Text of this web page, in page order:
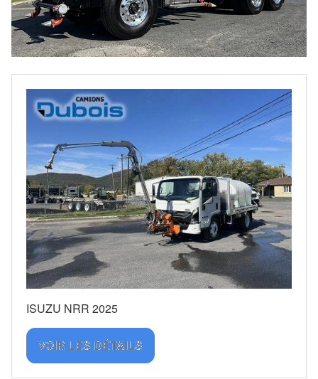
ISUZU NRR 2025
VOIR LES DÉTAILS